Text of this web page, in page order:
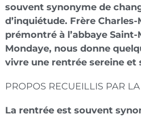
souvent synonyme de
d’inquiétude. Frère
prémontré à l’abbaye
Mondaye, nous donne
vivre une rentrée sereine et
PROPOS RECUEILLIS PAR LA
La rentrée est souvent